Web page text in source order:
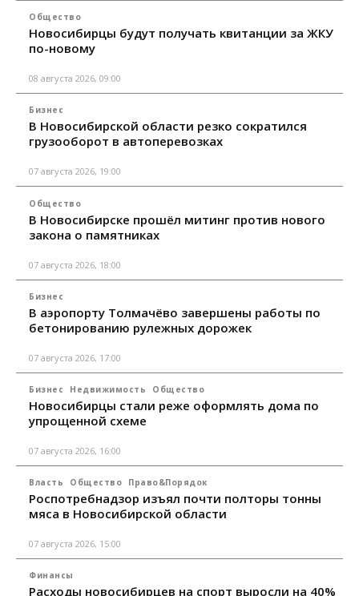
Общество
Новосибирцы будут получать квитанции за ЖКУ
по-новому
08 августа 2026, 09:00
Бизнес
В Новосибирской области резко сократился
грузооборот в автоперевозках
07 августа 2026, 19:00
Общество
В Новосибирске прошёл митинг против нового
закона о памятниках
07 августа 2026, 18:00
Бизнес
В аэропорту Толмачёво завершены работы по
бетонированию рулежных дорожек
07 августа 2026, 17:00
Бизнес Недвижимость Общество
Новосибирцы стали реже оформлять дома по
упрощенной схеме
07 августа 2026, 16:00
Власть Общество Право&Порядок
Роспотребнадзор изъял почти полторы тонны
мяса в Новосибирской области
07 августа 2026, 15:00
Финансы
Расходы новосибирцев на спорт выросли на 40%